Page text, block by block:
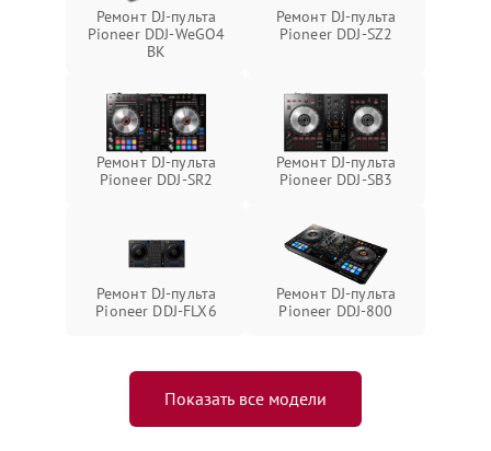
Ремонт DJ-пульта
Pioneer DDJ-WeGO4
BK
Ремонт DJ-пульта
Pioneer DDJ-SZ2
Ремонт DJ-пульта
Pioneer DDJ-SR2
Ремонт DJ-пульта
Pioneer DDJ-SB3
Ремонт DJ-пульта
Pioneer DDJ-FLX6
Ремонт DJ-пульта
Pioneer DDJ-800
Показать все модели